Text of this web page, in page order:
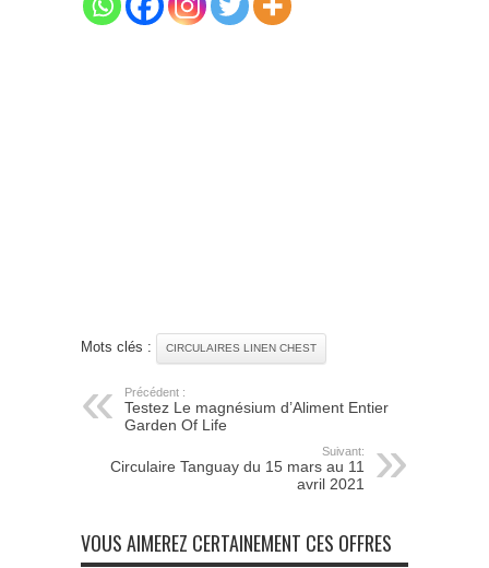
Mots clés : CIRCULAIRES LINEN CHEST
Précédent :
Testez Le magnésium d’Aliment Entier
Garden Of Life
Suivant:
Circulaire Tanguay du 15 mars au 11
avril 2021
VOUS AIMEREZ CERTAINEMENT CES OFFRES